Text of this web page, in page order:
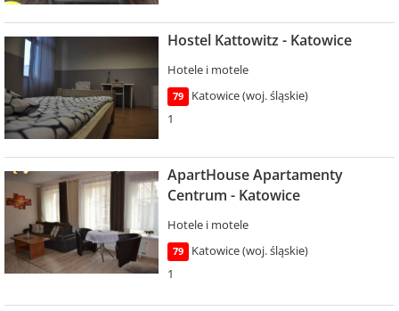
Hostel Kattowitz - Katowice
Hotele i motele
79
Katowice (woj. śląskie)
1
ApartHouse Apartamenty
Centrum - Katowice
Hotele i motele
79
Katowice (woj. śląskie)
1